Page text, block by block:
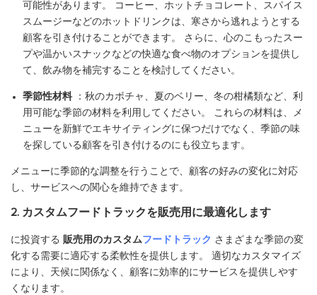
可能性があります。 コーヒー、ホットチョコレート、スパイス
スムージーなどのホットドリンクは、寒さから逃れようとする
顧客を引き付けることができます。 さらに、心のこもったスー
プや温かいスナックなどの快適な食べ物のオプションを提供し
て、飲み物を補完することを検討してください。
季節性材料
：秋のカボチャ、夏のベリー、冬の柑橘類など、利
用可能な季節の材料を利用してください。 これらの材料は、メ
ニューを新鮮でエキサイティングに保つだけでなく、季節の味
を探している顧客を引き付けるのにも役立ちます。
メニューに季節的な調整を行うことで、顧客の好みの変化に対応
し、サービスへの関心を維持できます。
2. カスタムフードトラックを販売用に最適化します
に投資する 販売用のカスタムフードトラック さまざまな季節の変
化する需要に適応する柔軟性を提供します。 適切なカスタマイズ
により、天候に関係なく、顧客に効率的にサービスを提供しやす
くなります。